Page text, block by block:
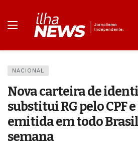
NACIONAL
Nova carteira de
substitui RG pelo CPF
emitida em todo
semana